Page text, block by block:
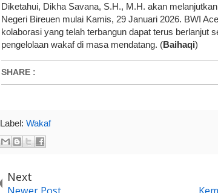
Diketahui, Dikha Savana, S.H., M.H. akan
Negeri Bireuen mulai Kamis, 29 Januari 2026. BWI
kolaborasi yang telah terbangun dapat terus berlanjut
pengelolaan wakaf di masa mendatang. (Baihaqi)
SHARE :
Label: Wakaf
Next